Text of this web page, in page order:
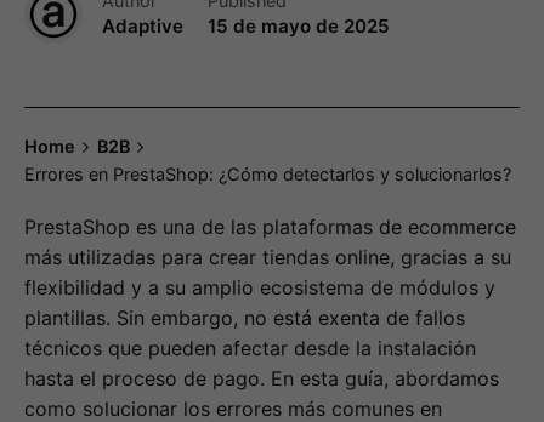
Adaptive 15 de mayo de 2025
Home
B2B
Errores en PrestaShop: ¿Cómo detectarlos y solucionarlos?
PrestaShop es una de las plataformas de ecommerce
más utilizadas para crear tiendas online, gracias a su
flexibilidad y a su amplio ecosistema de módulos y
plantillas. Sin embargo, no está exenta de fallos
técnicos que pueden afectar desde la instalación
hasta el proceso de pago. En esta guía, abordamos
como solucionar los errores más comunes en